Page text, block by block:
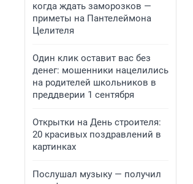
когда ждать заморозков —
приметы на Пантелеймона
Целителя
Один клик оставит вас без
денег: мошенники нацелились
на родителей школьников в
преддверии 1 сентября
Открытки на День строителя:
20 красивых поздравлений в
картинках
Послушал музыку — получил